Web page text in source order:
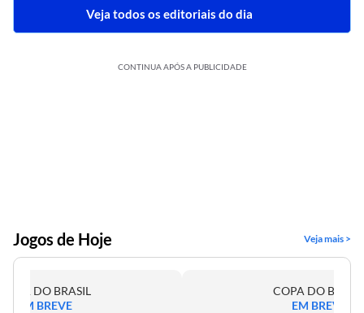
Veja todos os editoriais do dia
CONTINUA APÓS A PUBLICIDADE
Jogos de Hoje Veja mais >
DO BRASIL
EM BREVE
COPA DO
EM BREVE